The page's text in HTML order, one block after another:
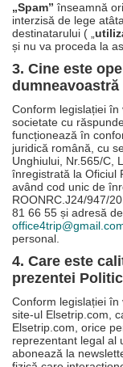
„Spam” înseamnă
interzisă de lege
destinatarului ( „
și nu va proceda la
3. Cine este
Conform legislației în
societate cu
funcționează în
juridică română, cu
Unghiului, Nr.565/C,
înregistrată la Oficiul
având cod unic de
ROONRC.J24/947/
81 66 55 și adresă
personal.
4. Care este
prezentei
Conform legislației în
site-ul Elsetrip.com,
Elsetrip.com, orice
reprezentant legal al
abonează la